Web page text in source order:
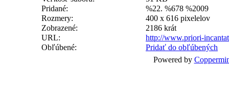
Pridané:
%22. %678 %2009
Rozmery:
400 x 616 pixelelov
Zobrazené:
2186 krát
URL:
http://www.priori-
Obľúbené:
Pridať do obľúbených
Powered by